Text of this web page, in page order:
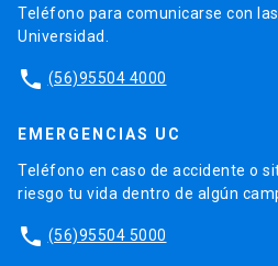
Teléfono para comunicarse con
Universidad.
phone (56)95504 4000
EMERGENCIAS UC
Teléfono en caso de accidente o
riesgo tu vida dentro de algún
phone (56)95504 5000